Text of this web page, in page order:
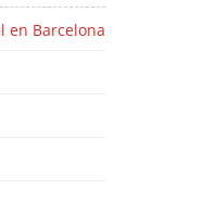
en Barcelona